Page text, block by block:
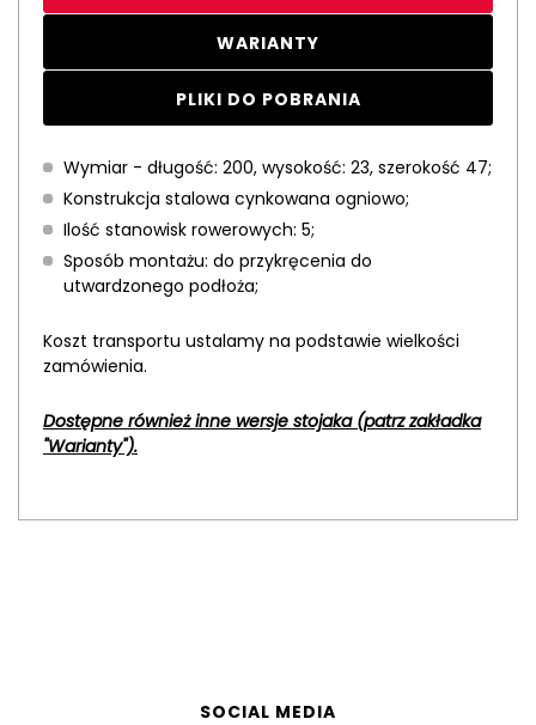
WARIANTY
PLIKI DO POBRANIA
Wymiar - długość: 200, wysokość: 23, szerokość 47;
Konstrukcja stalowa cynkowana ogniowo;
Ilość stanowisk rowerowych: 5;
Sposób montażu: do przykręcenia do
utwardzonego podłoża;
Koszt transportu ustalamy na podstawie wielkości
zamówienia.
Dostępne również inne wersje stojaka (patrz zakładka
"Warianty").
SOCIAL MEDIA